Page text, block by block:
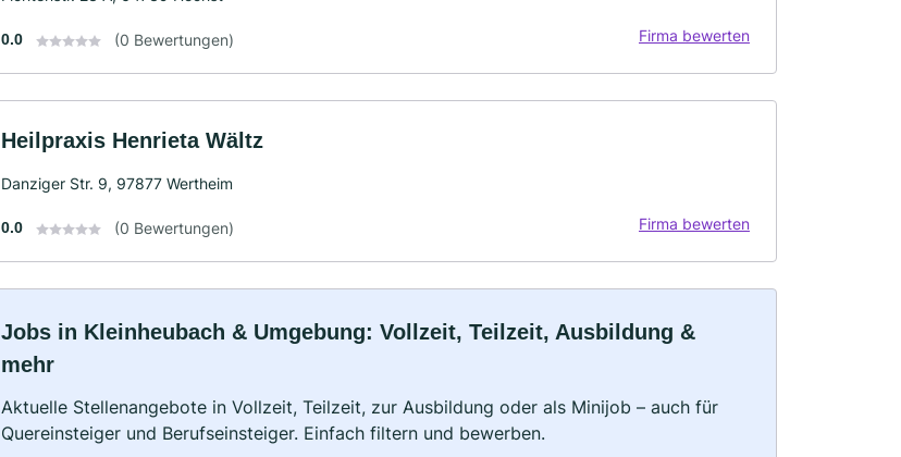
0.0 (0 Bewertungen) Firma bewerten
Heilpraxis Henrieta Wältz
Danziger Str. 9, 97877 Wertheim
0.0 (0 Bewertungen) Firma bewerten
Jobs in Kleinheubach & Umgebung: Vollzeit, Teilzeit, Ausbildung &
mehr
Aktuelle Stellenangebote in Vollzeit, Teilzeit, zur Ausbildung oder als Minijob – auch für
Quereinsteiger und Berufseinsteiger. Einfach filtern und bewerben.